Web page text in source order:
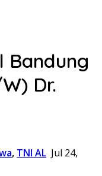
Bandung
Dr.
, TNI AL Jul 24,